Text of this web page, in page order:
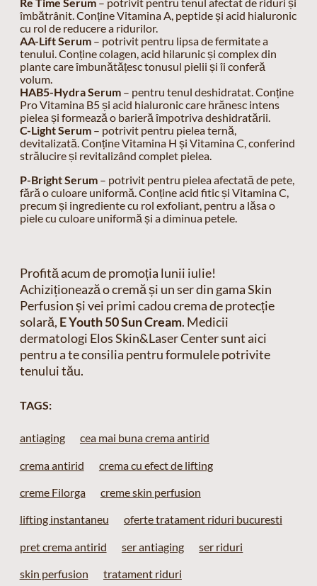
îmbătrânit. Conține Vitamina A, peptide și acid hialuronic
cu rol de reducere a ridurilor.
AA-Lift Serum– potrivit pentru lipsa de fermitate a
tenului. Conține colagen, acid hilarunic și complex din
plante care îmbunătățesc tonusul pielii și îi conferă
volum.
HAB5-Hydra Serum– pentru tenul deshidratat. Conține
Pro Vitamina B5 și acid hialuronic care hrănesc intens
pielea și formează o barieră împotriva deshidratării.
C-Light Serum– potrivit pentru pielea ternă,
devitalizată. Conține Vitamina H și Vitamina C, conferind
strălucire și revitalizând complet pielea.
P-Bright Serum– potrivit pentru pielea afectată de pete,
fără o culoare uniformă. Conține acid fitic și Vitamina C,
precum și ingrediente cu rol exfoliant, pentru a lăsa o
piele cu culoare uniformă și a diminua petele.
Profită acum de promoția lunii iulie!
Achiziționează o cremă și un ser din gama Skin
Perfusion și vei primi cadou crema de protecție
solară, E Youth 50 Sun Cream. Medicii
dermatologi Elos Skin&Laser Center sunt aici
pentru a te consilia pentru formulele potrivite
tenului tău.
TAGS:
antiaging cea mai buna crema antirid
crema antirid crema cu efect de lifting
creme Filorga creme skin perfusion
lifting instantaneu oferte tratament riduri bucuresti
pret crema antirid ser antiaging ser riduri
skin perfusion tratament riduri